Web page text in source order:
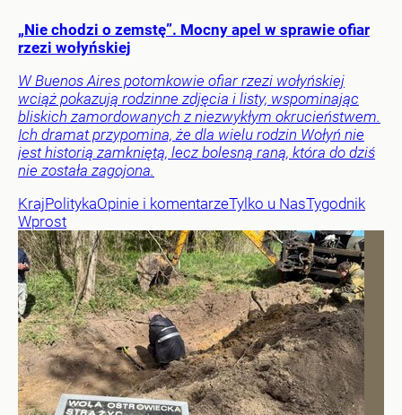
„Nie chodzi o zemstę”. Mocny apel w sprawie ofiar
rzezi wołyńskiej
W Buenos Aires potomkowie ofiar rzezi wołyńskiej
wciąż pokazują rodzinne zdjęcia i listy, wspominając
bliskich zamordowanych z niezwykłym okrucieństwem.
Ich dramat przypomina, że dla wielu rodzin Wołyń nie
jest historią zamkniętą, lecz bolesną raną, która do dziś
nie została zagojona.
KrajPolitykaOpinie i komentarzeTylko u NasTygodnik
Wprost